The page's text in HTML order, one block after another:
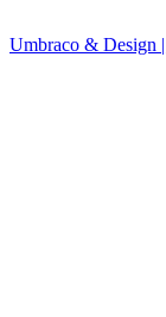
Umbraco & Design